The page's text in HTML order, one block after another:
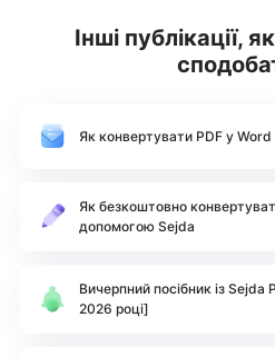
Інші публікації,
Як конвертувати PDF у
Як безкоштовно
допомогою Sejda
Вичерпний посібник із
2026 році]